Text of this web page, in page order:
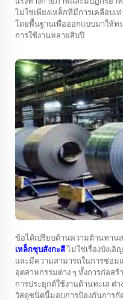
ไม่ใช่เพียงเหล็กที่มีการเคลือบเ
โดยพื้นฐานเพื่อออกแบบมาให้
การใช้งานหลายสิบปี
ข้อได้เปรียบด้านความต้านทา
เหล็กชุบสังกะสีไม่ใช่เรื่องบังเอิ
และมีความสามารถในการซ่อม
อุตสาหกรรมต่าง ๆ ทั้งการก่อสร้
การประยุกต์ใช้งานด้านทะเล ต่
วัสดุชนิดนี้มอบการป้องกันการ